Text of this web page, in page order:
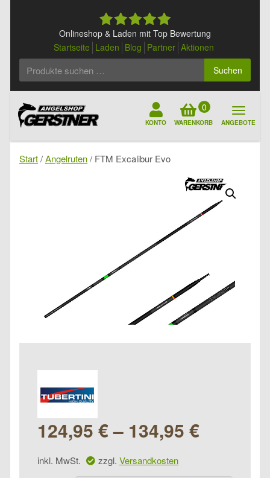
Onlineshop & Laden mit Top Bewertung
Startseite Laden Blog Partner Aktionen
Suchen
KONTO
0
WARENKORB ANGEBOTE
Start/Angelruten/ FTM Excalibur Evo
124,95 €– 134,95 €
inkl. MwSt. zzgl. Versandkosten